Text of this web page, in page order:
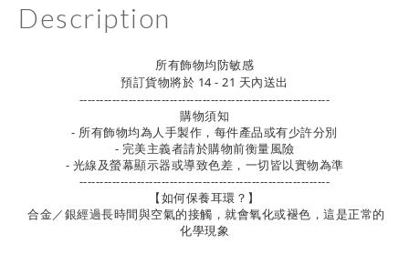
Description
所有飾物均防敏感
預訂貨物將於 14 - 21 天內送出
-------------------------------------------------------------
購物須知
- 所有飾物均為人手製作，每件產品或有少許分別
- 完美主義者請於購物前衡量風險
- 光線及螢幕顯示器或導致色差，一切皆以實物為準
-------------------------------------------------------------
【如何保養耳環？】
合金／銀經過長時間與空氣的接觸，就會氧化或褪色，這是正常的
化學現象